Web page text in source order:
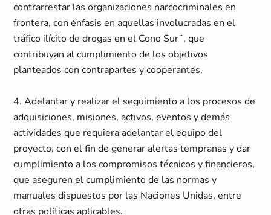
contrarrestar las organizaciones narcocriminales en
frontera, con énfasis en aquellas involucradas en el
tráfico ilícito de drogas en el Cono Sur¨, que
contribuyan al cumplimiento de los objetivos
planteados con contrapartes y cooperantes.
4. Adelantar y realizar el seguimiento a los procesos de
adquisiciones, misiones, activos, eventos y demás
actividades que requiera adelantar el equipo del
proyecto, con el fin de generar alertas tempranas y dar
cumplimiento a los compromisos técnicos y financieros,
que aseguren el cumplimiento de las normas y
manuales dispuestos por las Naciones Unidas, entre
otras políticas aplicables.